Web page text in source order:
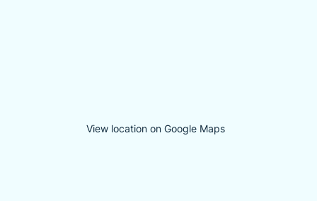
View location on Google Maps